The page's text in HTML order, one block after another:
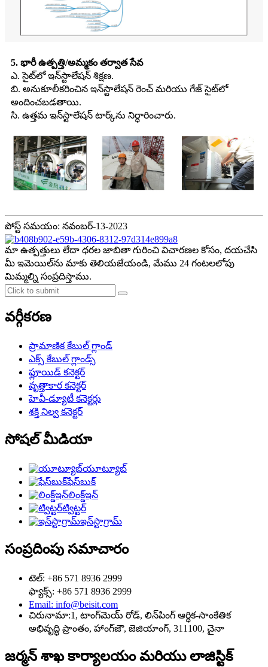
5. భారీ ఉత్పత్తి/అమ్మకం తర్వాత సేవ
ఎ. సైట్‌లో ఇన్‌స్టాలేషన్ శిక్షణ.
బి. అనుకూలీకరించిన ఇన్‌స్టాలేషన్ రెంచ్ మరియు గేజ్ సైట్‌లో
అందించబడతాయి.
సి. ఉత్తమ ఇన్‌స్టాలేషన్ టార్క్‌ను నిర్ధారించారు.
పోస్ట్ సమయం: నవంబర్-13-2023
మా ఉత్పత్తులు లేదా ధరల జాబితా గురించి విచారణల కోసం, దయచేసి
మీ ఇమెయిల్‌ను మాకు తెలియజేయండి, మేము 24 గంటలలోపు
మిమ్మల్ని సంప్రదిస్తాము.
వర్గీకరణ
ప్రామాణిక కేబుల్ గ్లాండ్
ఎక్స్ కేబుల్ గ్లాండ్స్
ఫ్లూయిడ్ కనెక్టర్
వృత్తాకార కనెక్టర్
హెవీ-డ్యూటీ కనెక్టర్లు
శక్తి నిల్వ కనెక్టర్
సోషల్ మీడియా
యూట్యూబ్
ఫేస్‌బుక్
లింక్డ్ఇన్
ట్విట్టర్
ఇన్‌స్టాగ్రామ్
సంప్రదింపు సమాచారం
టెల్: +86 571 8936 2999
ఫ్యాక్స్: +86 571 8936 2999
Email: info@beisit.com
చిరునామా:1, టాంగ్‌మెయ్ రోడ్, లిన్‌పింగ్ ఆర్థిక-సాంకేతిక
అభివృద్ధి ప్రాంతం, హాంగ్‌జౌ, జెజియాంగ్, 311100, చైనా
జర్మన్ శాఖ కార్యాలయం మరియు లాజిస్టిక్